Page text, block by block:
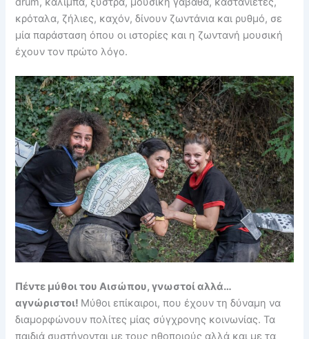
κρόταλα, ζήλιες, καχόν, δίνουν ζωντάνια και ρυθμό, σε
μία παράσταση όπου οι ιστορίες και η ζωντανή μουσική
έχουν τον πρώτο λόγο.
Πέντε μύθοι του Αισώπου, γνωστοί αλλά…
αγνώριστοι! Μύθοι επίκαιροι, που έχουν τη δύναμη να
διαμορφώνουν πολίτες μίας σύγχρονης κοινωνίας. Τα
παιδιά συστήνονται με τους ηθοποιούς αλλά και με τα